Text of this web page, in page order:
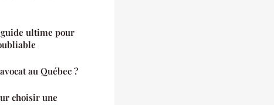
ultime pour
au Québec ?
choisir une